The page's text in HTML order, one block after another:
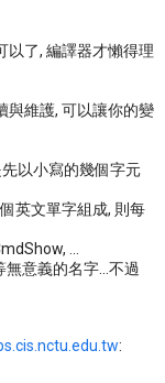
以了, 編譯器才懶得理
與維護, 可以讓你的變
以小寫的幾個字元
英文單字組成, 則每
...
意義的名字...不過
: